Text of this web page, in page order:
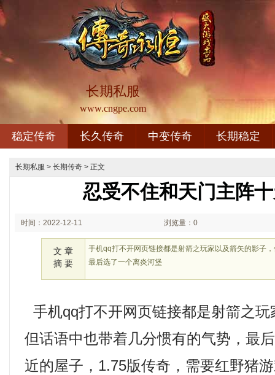
长期私服
www.cngpe.com
稳定传奇 长久传奇 中变传奇 长期稳定
长期私服 > 长期传奇 > 正文
忍受不住和天门主阵
时间：2022-12-11 浏览量：0
文 章
摘 要
手机qq打不开网页链接都是射箭之玩家以及箭矢的影子
最后选了一个离炎河堡
手机qq打不开网页链接都是射箭之
但话语中也带着几分惯有的气势，最
近的屋子，1.75版传奇，需要红野猪